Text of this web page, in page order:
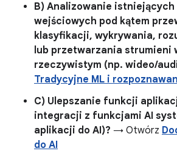
B) Analizowanie
wejściowych pod kątem
klasyfikacji, wykrywania,
lub przetwarzania strumieni
rzeczywistym (np. wideo/
Tradycyjne ML i
C) Ulepszanie funkcji
integracji z funkcjami AI
aplikacji do AI)? → Otwórz
do AI